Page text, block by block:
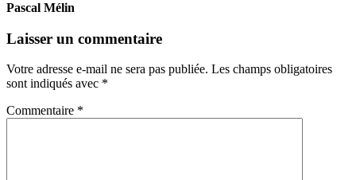
Pascal Mélin
Laisser un commentaire
Votre adresse e-mail ne sera pas publiée. Les champs obligatoires
sont indiqués avec *
Commentaire *